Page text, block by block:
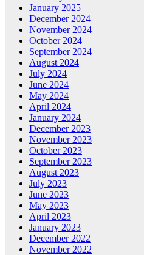
January 2025
December 2024
November 2024
October 2024
September 2024
August 2024
July 2024
June 2024
May 2024
April 2024
January 2024
December 2023
November 2023
October 2023
September 2023
August 2023
July 2023
June 2023
May 2023
April 2023
January 2023
December 2022
November 2022